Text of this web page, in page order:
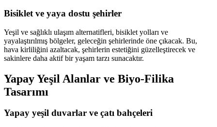
Bisiklet ve yaya dostu şehirler
Yeşil ve sağlıklı ulaşım alternatifleri, bisiklet yolları ve
yayalaştırılmış bölgeler, geleceğin şehirlerinde öne çıkacak. Bu,
hava kirliliğini azaltacak, şehirlerin estetiğini güzelleştirecek ve
sakinlere daha aktif bir yaşam tarzı sunacaktır.
Yapay Yeşil Alanlar ve Biyo-Filika
Tasarımı
Yapay yeşil duvarlar ve çatı bahçeleri